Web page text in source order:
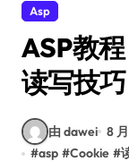
Asp
ASP教
读写技巧
由 dawei 8
#asp #Cookie #